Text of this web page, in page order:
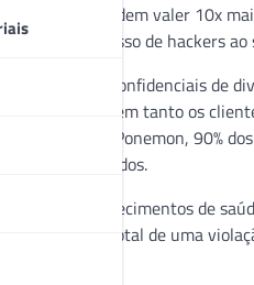
pacientes podem valer 10x
o acesso de hackers
dados confidenciais de
protegem tanto os
Instituto Ponemon, 90%
violação de dados.
nos estabelecimentos de
o prejuízo total de uma